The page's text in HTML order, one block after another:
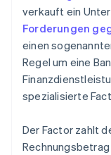
verkauft ein
Forderungen
einen
Regel um eine
spezialisierte
Der Factor zahlt